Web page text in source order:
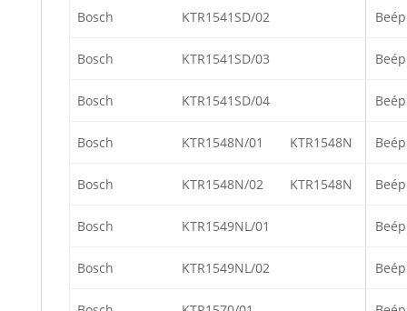
Bosch KTR1541SD/02
Bosch KTR1541SD/03
Bosch KTR1541SD/04
Bosch KTR1548N/01 KTR1548N
Bosch KTR1548N/02 KTR1548N
Bosch KTR1549NL/01
Bosch KTR1549NL/02